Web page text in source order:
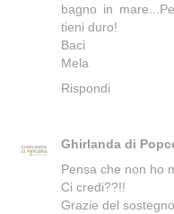
bagno in
tieni duro!
Baci
Mela
Rispondi
Ghirlanda di
Pensa che non ho
Ci credi??!!
Grazie del